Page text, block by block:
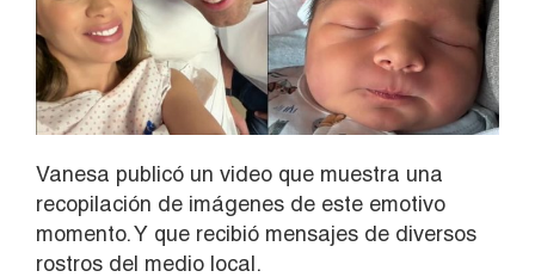
Vanesa publicó un video que muestra una
recopilación de imágenes de este emotivo
momento. Y que recibió mensajes de diversos
rostros del medio local.